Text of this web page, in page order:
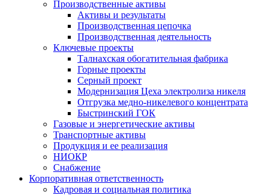
Производственные активы
Активы и результаты
Производственная цепочка
Производственная деятельность
Ключевые проекты
Талнахская обогатительная фабрика
Горные проекты
Серный проект
Модернизация Цеха электролиза никеля
Отгрузка медно-никелевого концентрата
Быстринский ГОК
Газовые и энергетические активы
Транспортные активы
Продукция и ее реализация
НИОКР
Снабжение
Корпоративная ответственность
Кадровая и социальная политика